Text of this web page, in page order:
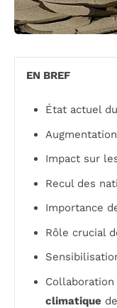
EN BREF
État actuel du
Impact sur
Recul des
Importance
Rôle crucial
climatique